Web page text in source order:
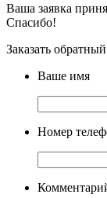
Ваша заявка
Спасибо!
Заказать
Ваше имя
Номер